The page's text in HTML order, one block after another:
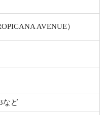
AVENUE）
など